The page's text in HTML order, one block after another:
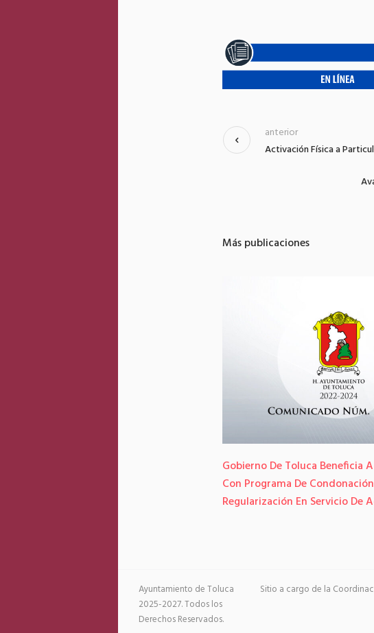
Activación Física a
anterior
Más publicaciones
Gobierno De Toluca Beneficia
Con Programa De
Regularización En Servicio De
Sitio a cargo de la
Ayuntamiento de Toluca
2025-2027. Todos los
Derechos Reservados.